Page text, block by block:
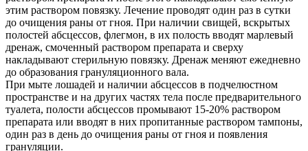
этим раствором повязку. Лечение проводят один раз в сутки
до очищения раны от гноя. При наличии свищей, вскрытых
полостей абсцессов, флегмон, в их полость вводят марлевый
дренаж, смоченный раствором препарата и сверху
накладывают стерильную повязку. Дренаж меняют ежедневно
до образования грануляционного вала.
При мыте лошадей и наличии абсцессов в подчелюстном
пространстве и на других частях тела после предварительного
туалета, полости абсцессов промывают 15-20% раствором
препарата или вводят в них пропитанные раствором тампоны,
один раз в день до очищения раны от гноя и появления
грануляции.